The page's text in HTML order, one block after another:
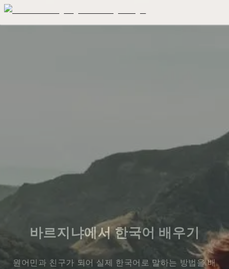
바르지냐에서 한국어 배우기
원어민과 친구가 되어 실제 한국어로 말하는 방법을 배